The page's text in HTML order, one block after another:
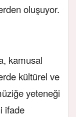
oluşuyor.
kamusal
kültürel ve
yeteneği
ifade